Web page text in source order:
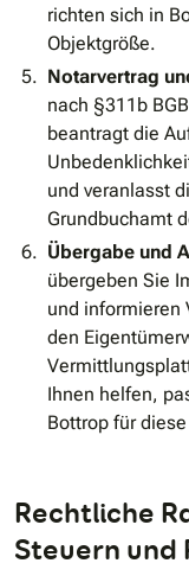
richten sich in
Objektgröße.
Notarvertrag
nach §311b
beantragt die
und veranlasst
Grundbuchamt
Übergabe und
übergeben Sie
und informieren
den
Ihnen helfen,
Bottrop für
Rechtliche
Steuern und